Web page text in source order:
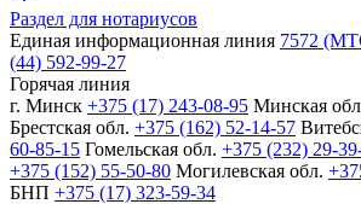
Раздел для нотариусов
Единая информационная линия 7572
(44) 592-99-27
Горячая линия
г. Минск +375 (17) 243-08-95 Минская
Брестская обл. +375 (162) 52-14-57
60-85-15 Гомельская обл. +375 (232) 29-
+375 (152) 55-50-80 Могилевская обл.
БНП +375 (17) 323-59-34